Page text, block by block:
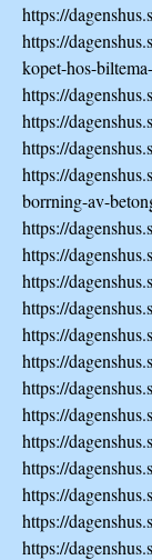
https://
https://
kopet-hos-
https://
https://
https://
https://
borrning-av-
https://
https://
https://
https://
https://
https://
https://
https://
https://
https://
https://
https://
https://